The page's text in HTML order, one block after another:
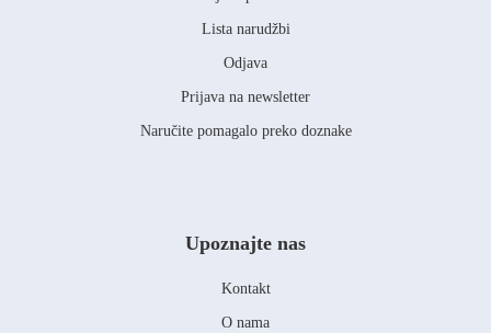
Lista narudžbi
Odjava
Prijava na newsletter
Naručite pomagalo preko doznake
Upoznajte nas
Kontakt
O nama